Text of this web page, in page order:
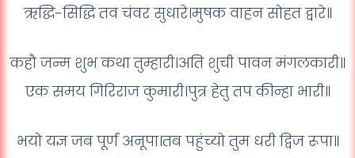
ऋद्धि-सिद्धि तव चंवर सुधारे।मुषक वाहन सोहत द्वारे॥
कहौ जन्म शुभ कथा तुम्हारी।अति शुची पावन मंगलकारी॥
एक समय गिरिराज कुमारी।पुत्र हेतु तप कीन्हा भारी॥
भयो यज्ञ जब पूर्ण अनूपा।तब पहुंच्यो तुम धरी द्विज रूपा॥